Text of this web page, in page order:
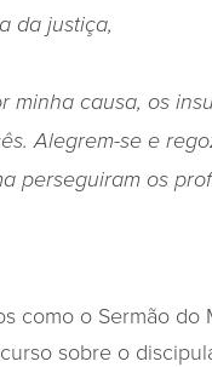
da justiça,
minha causa, os
Alegrem-se e
perseguiram os
como o Sermão do
sobre o